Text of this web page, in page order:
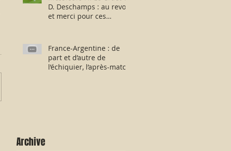
D. Deschamps : au revoir
et merci pour ces
France-Argentine : de
part et d’autre de
l’échiquier, l’après-match
Archive